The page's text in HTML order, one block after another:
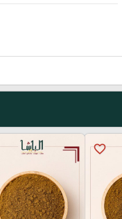
favorite_border